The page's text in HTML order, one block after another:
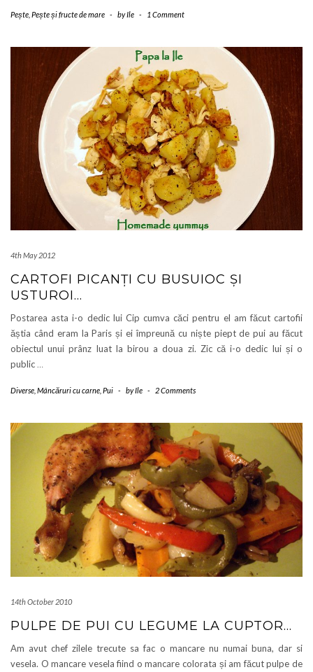
Pește Pește și fructe de mare - byIle - 1 Comment
4th May 2012
CARTOFI PICANȚI CU BUSUIOC ȘI
USTUROI…
Postarea asta i-o dedic lui Cip cumva căci pentru el am făcut cartofii
ăștia când eram la Paris și ei împreună cu niște piept de pui au făcut
obiectul unui prânz luat la birou a doua zi. Zic că i-o dedic lui și o
public …
Diverse Mâncăruri cu carne Pui - byIle - 2 Comments
14th October 2010
PULPE DE PUI CU LEGUME LA CUPTOR…
Am avut chef zilele trecute sa fac o mancare nu numai buna, dar si
vesela. O mancare vesela fiind o mancare colorata și am făcut pulpe de